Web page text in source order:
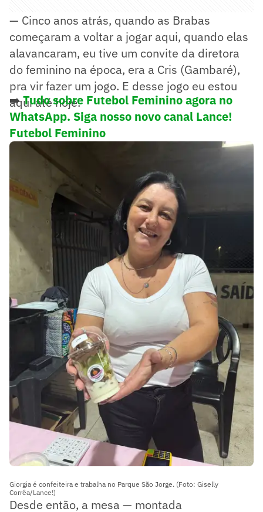
— Cinco anos atrás, quando as Brabas
começaram a voltar a jogar aqui, quando elas
alavancaram, eu tive um convite da diretora
do feminino na época, era a Cris (Gambaré),
pra vir fazer um jogo. E desse jogo eu estou
aqui até hoje.
➡️Tudo sobre Futebol Feminino agora no
WhatsApp. Siga nosso novo canal Lance!
Futebol Feminino
Giorgia é confeiteira e trabalha no Parque São Jorge. (Foto: Giselly
Corrêa/Lance!)
Desde então, a mesa — montada